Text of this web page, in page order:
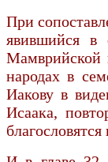
При
явившийся в
Мамврийской
народах в
Иакову в
Исаака,